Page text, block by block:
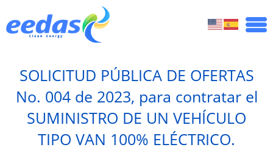
SOLICITUD PÚBLICA DE OFERTAS
No. 004 de 2023, para contratar el
SUMINISTRO DE UN VEHÍCULO
TIPO VAN 100% ELÉCTRICO.